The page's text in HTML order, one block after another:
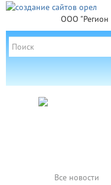
ООО "Регион
Все новости